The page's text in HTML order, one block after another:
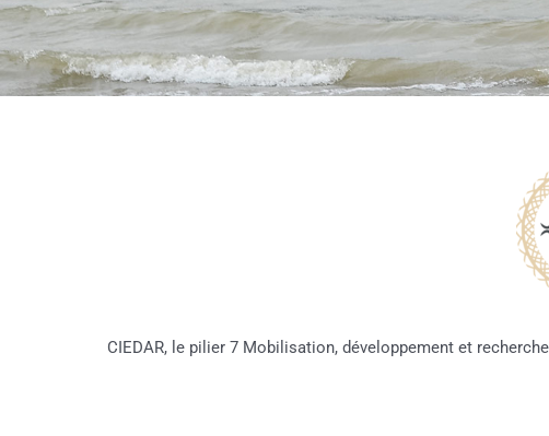
CIEDAR, le pilier 7 Mobilisation, développement et